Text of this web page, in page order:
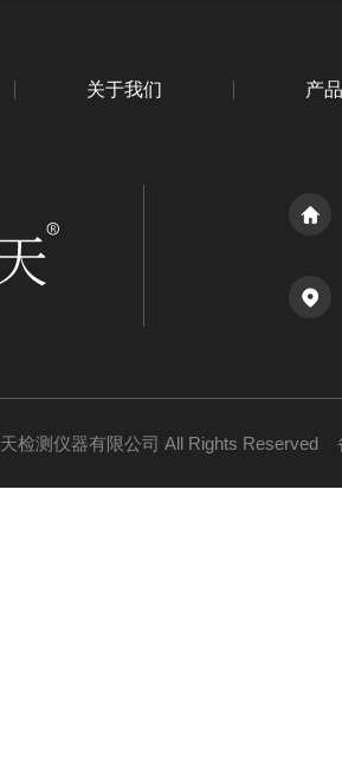
关于我们 产
检测仪器有限公司 All Rights Reserved